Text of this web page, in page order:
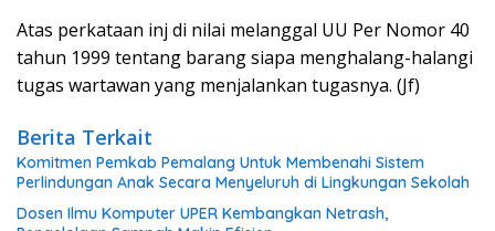
Atas perkataan inj di nilai melanggal UU Per Nomor 40
tahun 1999 tentang barang siapa menghalang-halangi
tugas wartawan yang menjalankan tugasnya. (Jf)
Berita Terkait
Komitmen Pemkab Pemalang Untuk Membenahi Sistem
Perlindungan Anak Secara Menyeluruh di Lingkungan Sekolah
Dosen Ilmu Komputer UPER Kembangkan Netrash,